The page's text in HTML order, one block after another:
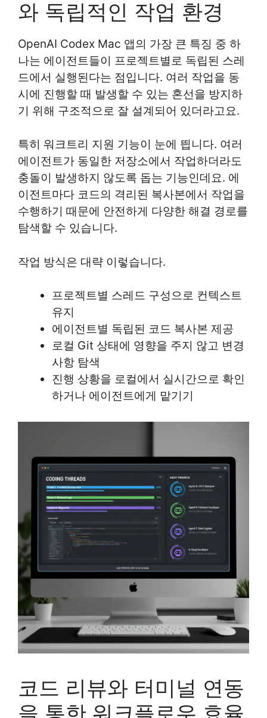
와 독립적인 작업 환경
OpenAI Codex Mac 앱의 가장 큰 특징 중 하
나는 에이전트들이 프로젝트별로 독립된 스레
드에서 실행된다는 점입니다. 여러 작업을 동
시에 진행할 때 발생할 수 있는 혼선을 방지하
기 위해 구조적으로 잘 설계되어 있더라고요.
특히 워크트리 지원 기능이 눈에 띕니다. 여러
에이전트가 동일한 저장소에서 작업하더라도
충돌이 발생하지 않도록 돕는 기능인데요. 에
이전트마다 코드의 격리된 복사본에서 작업을
수행하기 때문에 안전하게 다양한 해결 경로를
탐색할 수 있습니다.
작업 방식은 대략 이렇습니다.
프로젝트별 스레드 구성으로 컨텍스트
유지
에이전트별 독립된 코드 복사본 제공
로컬 Git 상태에 영향을 주지 않고 변경
사항 탐색
진행 상황을 로컬에서 실시간으로 확인
하거나 에이전트에게 맡기기
코드 리뷰와 터미널 연동
을 통한 워크플로우 효율